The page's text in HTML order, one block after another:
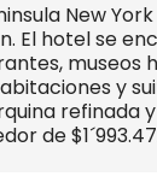
New
El hotel se
museos
y
refinada
de